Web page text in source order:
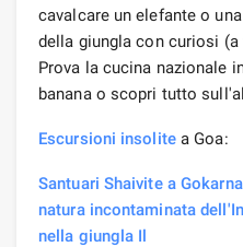
cavalcare un elefante o
della giungla con curiosi
Prova la cucina nazionale
banana o scopri tutto
Escursioni insolitea Goa:
Santuari Shaivite a
natura incontaminata
nella giungla Il